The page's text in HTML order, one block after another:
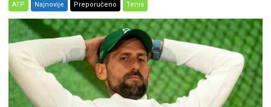
ATP Najnovije Preporučeno Tenis